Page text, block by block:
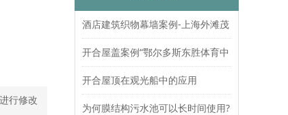
行修改
酒店建筑织物幕墙案例-上海外滩茂
悦大酒店
开合屋盖案例“鄂尔多斯东胜体育中
心”
开合屋顶在观光船中的应用
为何膜结构污水池可以长时间使用?